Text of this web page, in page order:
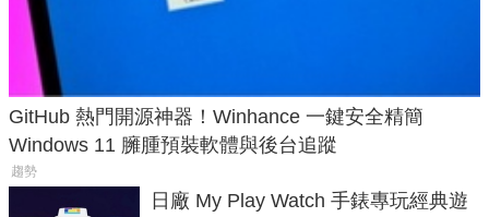
GitHub 熱門開源神器！Winhance 一鍵安全精簡
Windows 11 臃腫預裝軟體與後台追蹤
趨勢
日廠 My Play Watch 手錶專玩經典遊